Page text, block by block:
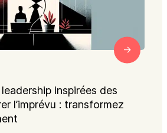
inspirées des
l’imprévu : transformez